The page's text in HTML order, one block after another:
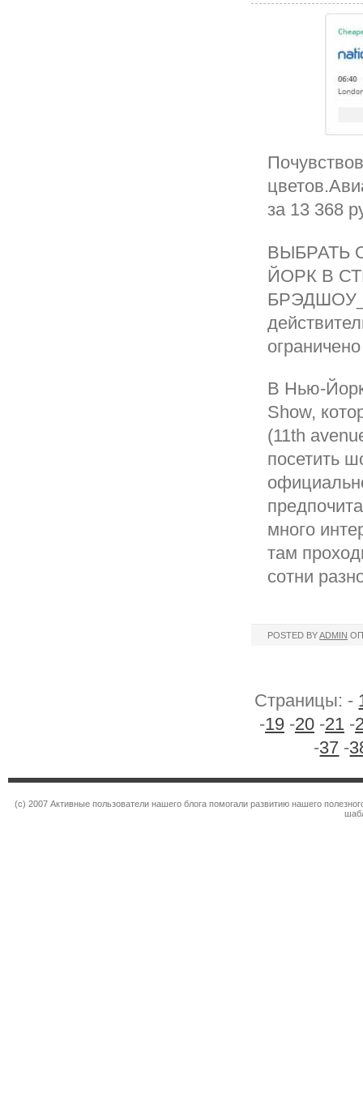
за 13 368
ВЫБРАТЬ
ЙОРК В
ограничено
В Нью-
Show,
(11th
посетить
много
там
сотни
POSTED BYADMIN
Страницы: -
-19 -20 -21 -
-37 -
(c) 2007 Активные пользователи нашего блога помогали развитию нашего